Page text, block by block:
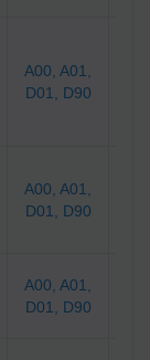
A00 , A01
D01
, D90
A00 , A01
D01
, D90
A00 , A01
D01
, D90